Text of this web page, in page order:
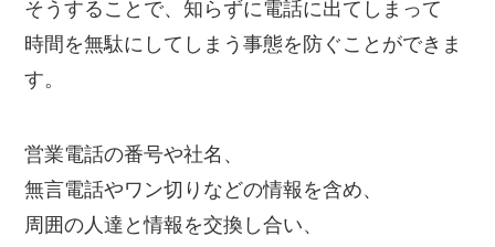
そうすることで、知らずに電話に出てしまって
時間を無駄にしてしまう事態を防ぐことができま
す。
営業電話の番号や社名、
無言電話やワン切りなどの情報を含め、
周囲の人達と情報を交換し合い、